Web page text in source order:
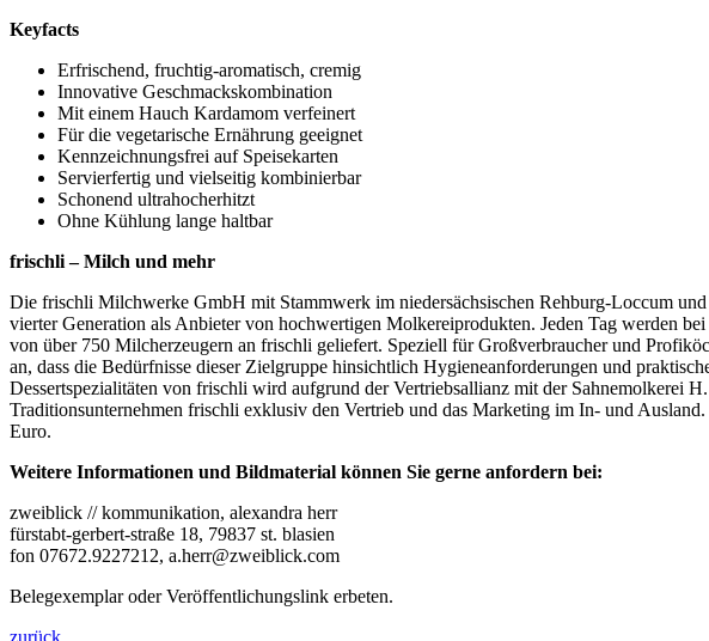
Keyfacts
Erfrischend, fruchtig-aromatisch, cremig
Innovative Geschmackskombination
Mit einem Hauch Kardamom verfeinert
Für die vegetarische Ernährung geeignet
Kennzeichnungsfrei auf Speisekarten
Servierfertig und vielseitig kombinierbar
Schonend ultrahocherhitzt
Ohne Kühlung lange haltbar
frischli – Milch und mehr
Die frischli Milchwerke GmbH mit Stammwerk im niedersächsischen Rehburg-Loccum
vierter Generation als Anbieter von hochwertigen Molkereiprodukten. Jeden Tag
von über 750 Milcherzeugern an frischli geliefert. Speziell für Großverbraucher und
an, dass die Bedürfnisse dieser Zielgruppe hinsichtlich Hygieneanforderungen und
Dessertspezialitäten von frischli wird aufgrund der Vertriebsallianz mit der Sahnemolkerei
Traditionsunternehmen frischli exklusiv den Vertrieb und das Marketing im In- und
Euro.
Weitere Informationen und Bildmaterial können Sie gerne anfordern bei:
zweiblick // kommunikation, alexandra herr
fürstabt-gerbert-straße 18, 79837 st. blasien
fon 07672.9227212, a.herr@zweiblick.com
Belegexemplar oder Veröffentlichungslink erbeten.
zurück